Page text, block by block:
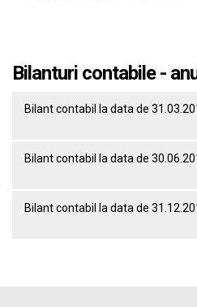
Bilanturi contabile -
Bilant contabil la data de
Bilant contabil la data de
Bilant contabil la data de